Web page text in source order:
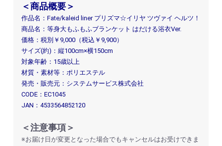
＜商品概要＞
作品名：Fate/kaleid liner プリズマ☆イリヤ ツヴァイ ヘルツ！
商品名：等身大もふもふブランケット はだける浴衣Ver.
価格：税別￥9,000（税込￥9,900）
サイズ(約)：縦100cm×横150cm
対象年齢：15歳以上
材質・素材等：ポリエステル
発売・販売元：システムサービス株式会社
CODE：EC1045
JAN：4533564852120
＜注意事項＞
※お届け日が変更となった場合でもキャンセルはお受けできま